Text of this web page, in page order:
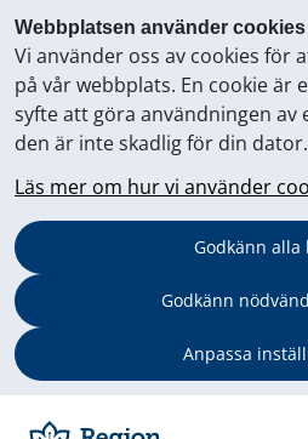
Webbplatsen använder cookies
Vi använder oss av cookies för
på vår webbplats. En cookie är
syfte att göra användningen av
den är inte skadlig för din dator.
Läs mer om hur vi använder
Godkänn alla
Godkänn
Anpassa